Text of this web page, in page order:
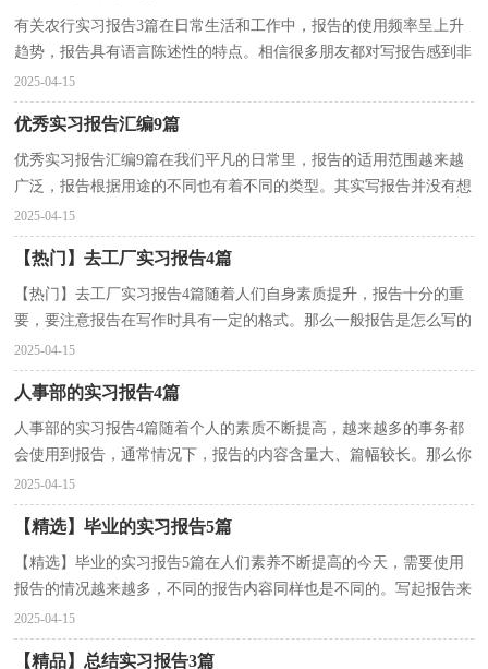
有关农行实习报告3篇在日常生活和工作中，报告的使用频率呈上升
趋势，报告具有语言陈述性的特点。相信很多朋友都对写报告感到非
常苦恼吧，下面是小编整理的农行实习报告3篇，仅供参...
2025-04-15
优秀实习报告汇编9篇
优秀实习报告汇编9篇在我们平凡的日常里，报告的适用范围越来越
广泛，报告根据用途的不同也有着不同的类型。其实写报告并没有想
象中那么难，下面是小编帮大家整理的优秀实习报告9...
2025-04-15
【热门】去工厂实习报告4篇
【热门】去工厂实习报告4篇随着人们自身素质提升，报告十分的重
要，要注意报告在写作时具有一定的格式。那么一般报告是怎么写的
呢？以下是小编收集整理的去工厂实习报告4篇，希望对...
2025-04-15
人事部的实习报告4篇
人事部的实习报告4篇随着个人的素质不断提高，越来越多的事务都
会使用到报告，通常情况下，报告的内容含量大、篇幅较长。那么你
真正懂得怎么写好报告吗？下面是小编帮大家整理的人...
2025-04-15
【精选】毕业的实习报告5篇
【精选】毕业的实习报告5篇在人们素养不断提高的今天，需要使用
报告的情况越来越多，不同的报告内容同样也是不同的。写起报告来
就毫无头绪？以下是小编为大家整理的毕业的实习报...
2025-04-15
【精品】总结实习报告3篇